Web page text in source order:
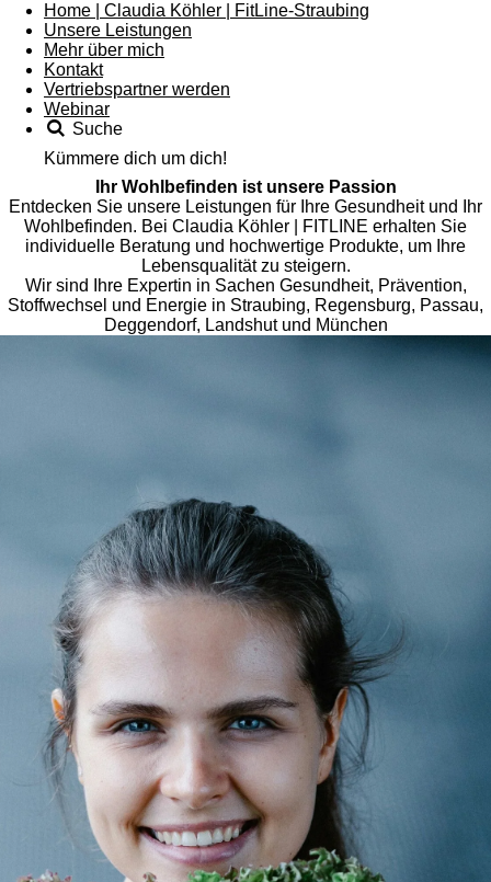
Home | Claudia Köhler | FitLine-Straubing
Unsere Leistungen
Mehr über mich
Kontakt
Vertriebspartner werden
Webinar
Suche
Kümmere dich um dich!
Ihr Wohlbefinden ist unsere Passion
Entdecken Sie unsere Leistungen für Ihre Gesundheit und Ihr
Wohlbefinden. Bei Claudia Köhler | FITLINE erhalten Sie
individuelle Beratung und hochwertige Produkte, um Ihre
Lebensqualität zu steigern.
Wir sind Ihre Expertin in Sachen Gesundheit, Prävention,
Stoffwechsel und Energie in Straubing, Regensburg, Passau,
Deggendorf, Landshut und München